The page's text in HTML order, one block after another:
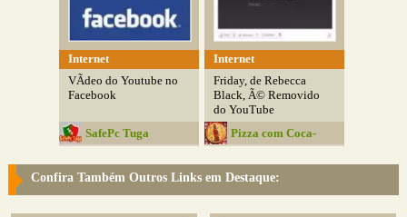
Internet
VÃ­deo do Youtube no
Facebook
SafePc Tuga
Internet
Friday, de Rebecca
Black, Ã© Removido
do YouTube
Pizza com Coca-
Confira Também Outros Links em Destaque: